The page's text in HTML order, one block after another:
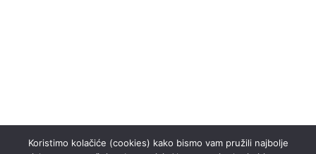
Koristimo kolačiće (cookies) kako bismo vam pružili najbolje